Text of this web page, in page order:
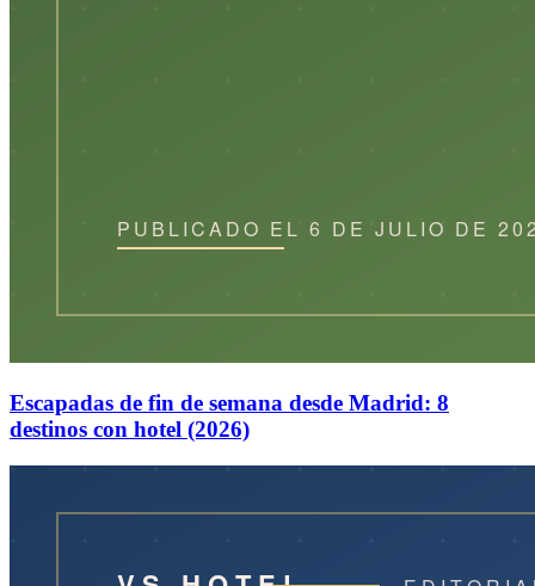
Escapadas de fin de semana desde Madrid: 8
destinos con hotel (2026)